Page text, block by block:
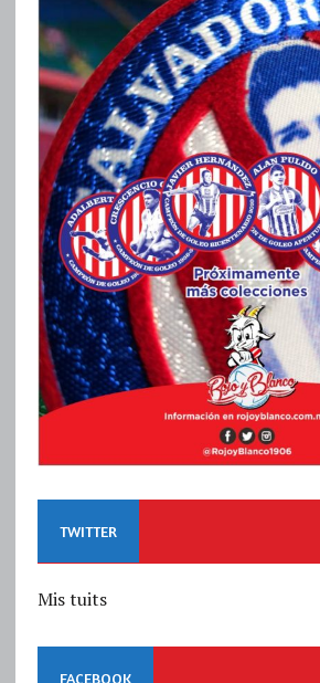
TWITTER
Mis tuits
FACEBOOK